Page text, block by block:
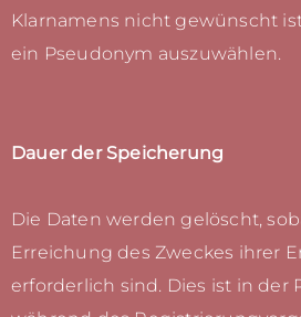
Klarnamens nicht gewünscht
ein Pseudonym auszuwählen.
Dauer der Speicherung
Die Daten werden gelöscht,
Erreichung des Zweckes ihrer
erforderlich sind. Dies ist in der